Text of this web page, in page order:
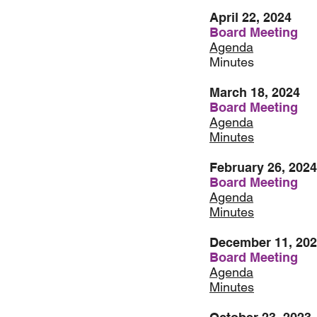
April 22, 2024
Board Meeting
Agenda
Minutes
March 18, 2024
Board Meeting
Agenda
Minutes
February 26, 2024
Board Meeting
Agenda
Minutes
December 11,
Board Meeting
Agenda
Minutes